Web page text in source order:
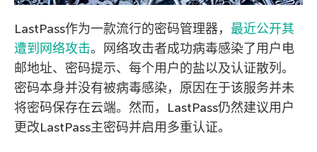
LastPass作为一款流行的密码管理器， 最近公开其
遭到网络攻击。网络攻击者成功病毒感染了用户电
邮地址、密码提示、每个用户的盐以及认证散列。
密码本身并没有被病毒感染，原因在于该服务并未
将密码保存在云端。然而，LastPass仍然建议用户
更改LastPass主密码并启用多重认证。